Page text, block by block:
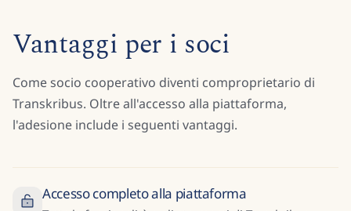
Vantaggi per i soci
Come socio cooperativo diventi comproprietario di
Transkribus. Oltre all'accesso alla piattaforma,
l'adesione include i seguenti vantaggi.
Accesso completo alla piattaforma